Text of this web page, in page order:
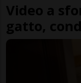
Video a
gatto,